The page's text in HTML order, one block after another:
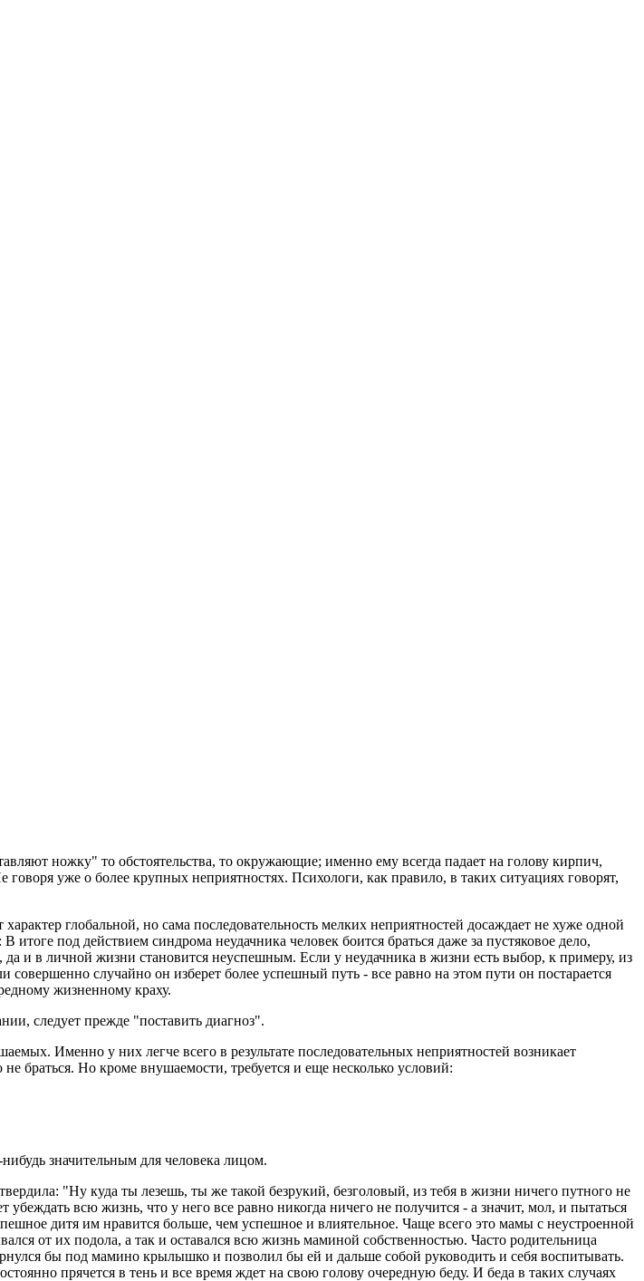
ножку" то обстоятельства, то окружающие; именно ему всегда падает на голову кирпич,
уже о более крупных неприятностях. Психологи, как правило, в таких ситуациях говорят,
глобальной, но сама последовательность мелких неприятностей досаждает не хуже одной
под действием синдрома неудачника человек боится браться даже за пустяковое дело,
и в личной жизни становится неуспешным. Если у неудачника в жизни есть выбор, к примеру, из
совершенно случайно он изберет более успешный путь - все равно на этом пути он постарается
жизненному краху.
следует прежде "поставить диагноз".
Именно у них легче всего в результате последовательных неприятностей возникает
браться. Но кроме внушаемости, требуется и еще несколько условий:
значительным для человека лицом.
"Ну куда ты лезешь, ты же такой безрукий, безголовый, из тебя в жизни ничего путного не
всю жизнь, что у него все равно никогда ничего не получится - а значит, мол, и пытаться
дитя им нравится больше, чем успешное и влиятельное. Чаще всего это мамы с неустроенной
от их подола, а так и оставался всю жизнь маминой собственностью. Часто родительница
бы под мамино крылышко и позволил бы ей и дальше собой руководить и себя воспитывать.
прячется в тень и все время ждет на свою голову очередную беду. И беда в таких случаях